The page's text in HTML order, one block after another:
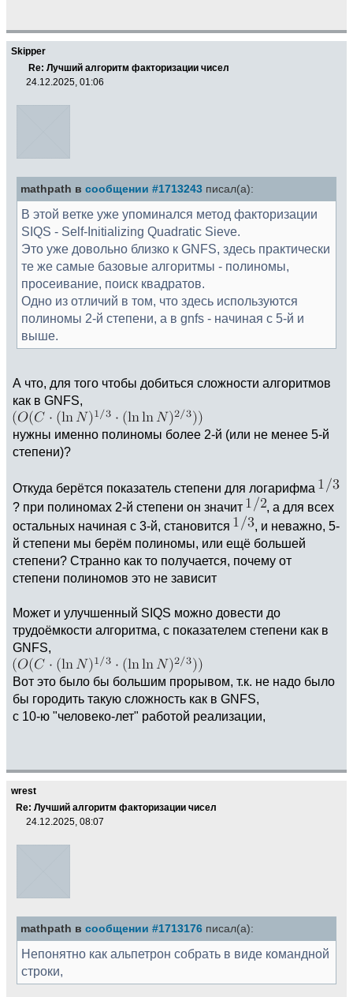
Skipper
Re: Лучший алгоритм факторизации чисел
24.12.2025, 01:06
mathpath в сообщении #1713243 писал(а):
В этой ветке уже упоминался метод факторизации
SIQS - Self-Initializing Quadratic Sieve.
Это уже довольно близко к GNFS, здесь практически
те же самые базовые алгоритмы - полиномы,
просеивание, поиск квадратов.
Одно из отличий в том, что здесь используются
полиномы 2-й степени, а в gnfs - начиная с 5-й и
выше.
А что, для того чтобы добиться сложности алгоритмов
как в GNFS,
нужны именно полиномы более 2-й (или не менее 5-й
степени)?
Откуда берётся показатель степени для логарифма
? при полиномах 2-й степени он значит
, а для всех
остальных начиная с 3-й, становится
, и неважно, 5-
й степени мы берём полиномы, или ещё большей
степени? Странно как то получается, почему от
степени полиномов это не зависит
Может и улучшенный SIQS можно довести до
трудоёмкости алгоритма, с показателем степени как в
GNFS,
Вот это было бы большим прорывом, т.к. не надо было
бы городить такую сложность как в GNFS,
с 10-ю "человеко-лет" работой реализации,
wrest
Re: Лучший алгоритм факторизации чисел
24.12.2025, 08:07
mathpath в сообщении #1713176 писал(а):
Непонятно как альпетрон собрать в виде командной
строки,